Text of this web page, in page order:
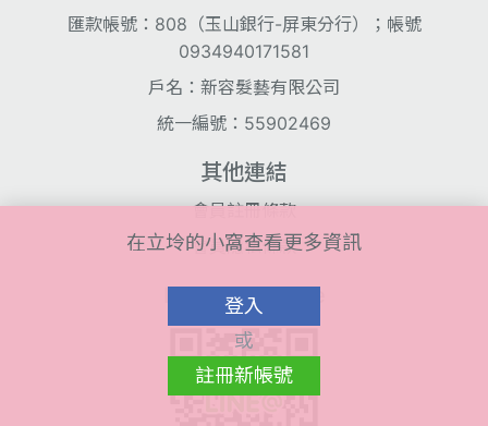
匯款帳號：808（玉山銀行-屏東分行）；帳號
0934940171581
戶名：新容髮藝有限公司
統一編號：55902469
其他連結
會員註冊條款
會員隱私條款
Line@ QR Code
在立坽的小窩查看更多資訊
登入
或
註冊新帳號